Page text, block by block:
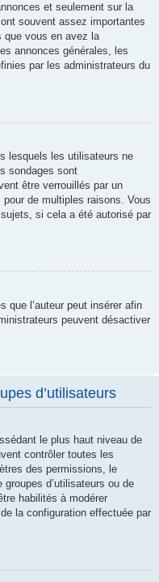
et seulement sur la
souvent assez importantes
que vous en avez la
annonces générales, les
par les administrateurs du
lesquels les utilisateurs ne
sondages sont
être verrouillés par un
de multiples raisons. Vous
si cela a été autorisé par
que l’auteur peut insérer afin
peuvent désactiver
d’utilisateurs
le plus haut niveau de
contrôler toutes les
des permissions, le
d’utilisateurs ou de
habilités à modérer
la configuration effectuée par